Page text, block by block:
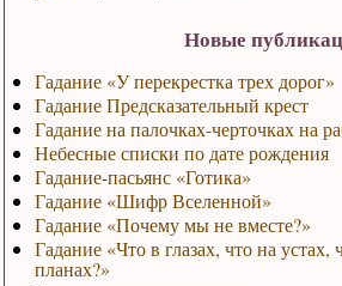
Новые
Гадание «У перекрестка трех дорог»
Гадание Предсказательный крест
Гадание на палочках-черточках на
Небесные списки по дате рождения
Гадание-пасьянс «Готика»
Гадание «Шифр Вселенной»
Гадание «Почему мы не вместе?»
Гадание «Что в глазах, что на устах,
планах?»